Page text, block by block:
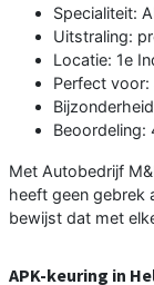
Specialiteit:
Uitstraling:
Locatie: 1e
Perfect voor:
Beoordeling:
Met Autobedrijf
heeft geen gebrek
bewijst dat met
APK-keuring in